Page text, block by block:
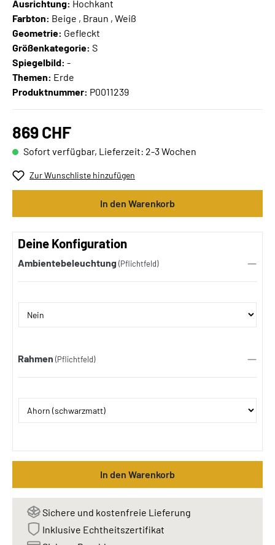
Ausrichtung: Hochkant
Farbton: Beige , Braun , Weiß
Geometrie: Gefleckt
Größenkategorie: S
Spiegelbild: -
Themen: Erde
Produktnummer: P0011239
869 CHF
Sofort verfügbar, Lieferzeit: 2-3 Wochen
Zur Wunschliste hinzufügen
In den Warenkorb
Deine Konfiguration
Ambientebeleuchtung (Pflichtfeld)
Rahmen (Pflichtfeld)
In den Warenkorb
Sichere und kostenfreie Lieferung
Inklusive Echtheitszertifikat